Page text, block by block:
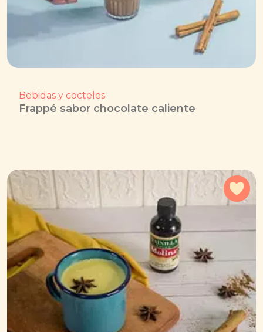
Bebidas y cocteles
Frappé sabor chocolate caliente